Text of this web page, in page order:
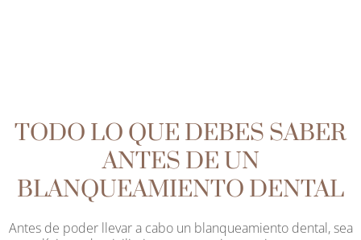
TODO LO QUE DEBES SABER
ANTES DE UN
BLANQUEAMIENTO DENTAL
Antes de poder llevar a cabo un blanqueamiento dental, sea